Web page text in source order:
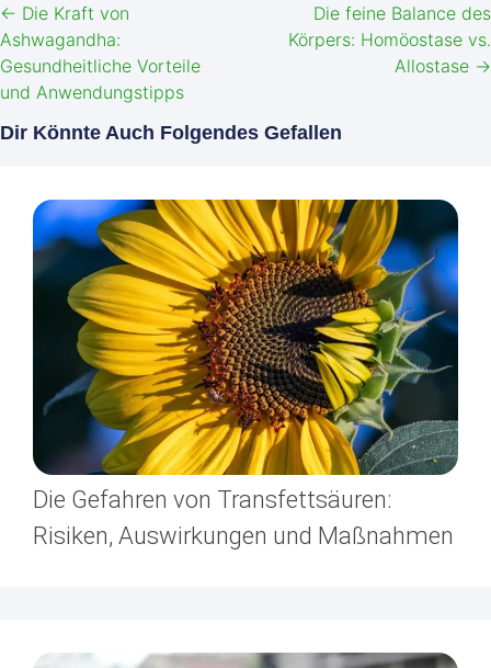
← Die Kraft von
Ashwagandha:
Gesundheitliche Vorteile
und Anwendungstipps
Die feine Balance des
Körpers: Homöostase vs.
Allostase →
Dir Könnte Auch Folgendes Gefallen
Die Gefahren von Transfettsäuren:
Risiken, Auswirkungen und Maßnahmen